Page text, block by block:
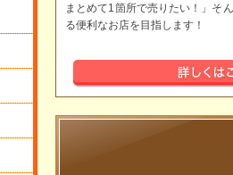
まとめて1箇所で売りたい！」そ
る便利なお店を目指します！